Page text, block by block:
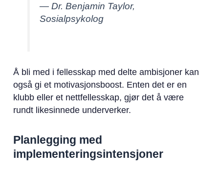
— Dr. Benjamin Taylor,
Sosialpsykolog
Å bli med i fellesskap med delte ambisjoner kan
også gi et motivasjonsboost. Enten det er en
klubb eller et nettfellesskap, gjør det å være
rundt likesinnede underverker.
Planlegging med
implementeringsintensjoner